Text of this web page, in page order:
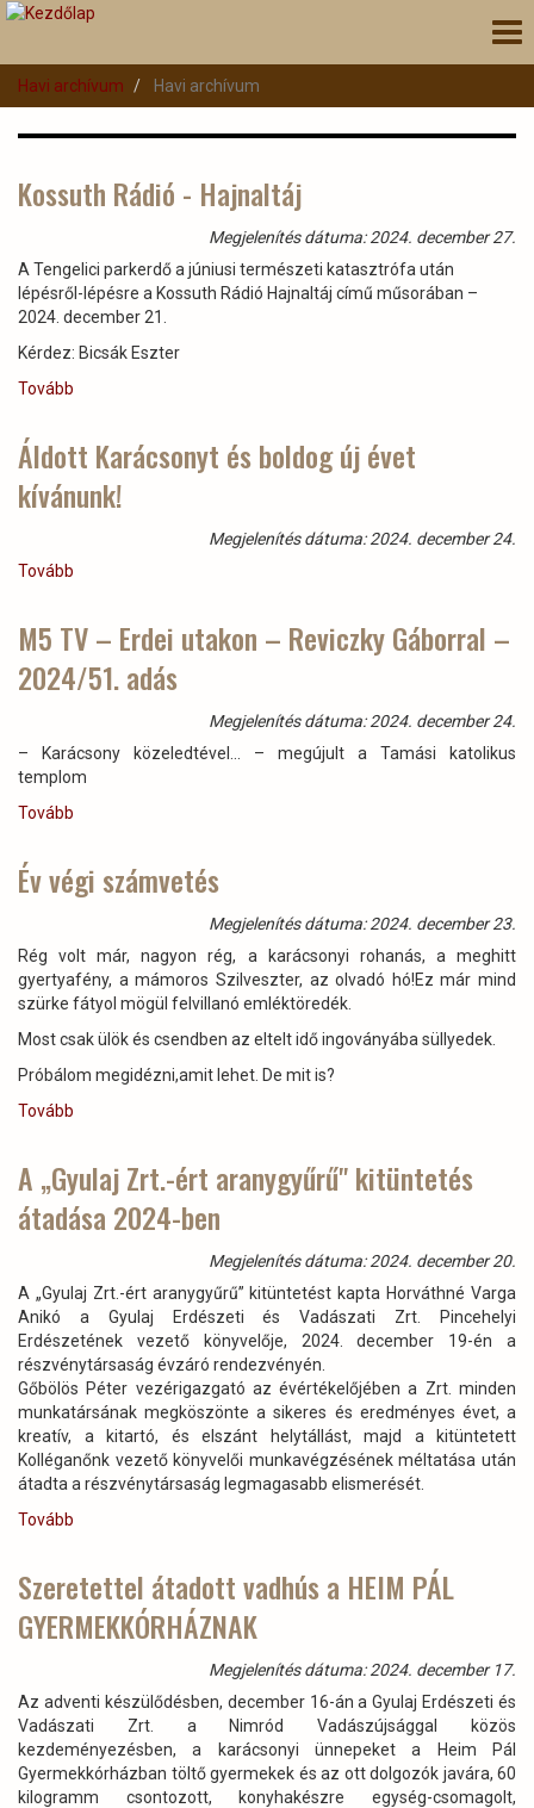
Ugrás
Havi archívum
Havi archívum
Kossuth Rádió - Hajnaltáj
Megjelenítés dátuma: 2024. december 27.
A Tengelici parkerdő a júniusi természeti katasztrófa után
lépésről-lépésre a Kossuth Rádió Hajnaltáj című műsorában –
2024. december 21.
Kérdez: Bicsák Eszter
Tovább
Hajnaltáj)
Áldott Karácsonyt és boldog új évet
kívánunk!
Megjelenítés dátuma: 2024. december 24.
Tovább
boldog
új
évet
M5 TV – Erdei utakon – Reviczky Gáborral –
2024/51. adás
Megjelenítés dátuma: 2024. december 24.
– Karácsony közeledtével... – megújult a Tamási katolikus
templom
Tovább
Erdei
Reviczky
Gáborral
–
adás)
Év végi számvetés
Megjelenítés dátuma: 2024. december 23.
Rég volt már, nagyon rég, a karácsonyi rohanás, a meghitt
gyertyafény, a mámoros Szilveszter, az olvadó hó!Ez már mind
szürke fátyol mögül felvillanó emléktöredék.
Most csak ülök és csendben az eltelt idő ingoványába süllyedek.
Próbálom megidézni,amit lehet. De mit is?
Tovább
A „Gyulaj Zrt.-ért aranygyűrű" kitüntetés
átadása 2024-ben
Megjelenítés dátuma: 2024. december 20.
A „Gyulaj Zrt.-ért aranygyűrű” kitüntetést kapta Horváthné Varga
Anikó a Gyulaj Erdészeti és Vadászati Zrt. Pincehelyi
Erdészetének vezető könyvelője, 2024. december 19-én a
részvénytársaság évzáró rendezvényén.
Gőbölös Péter vezérigazgató az évértékelőjében a Zrt. minden
munkatársának megköszönte a sikeres és eredményes évet, a
kreatív, a kitartó, és elszánt helytállást, majd a kitüntetett
Kolléganőnk vezető könyvelői munkavégzésének méltatása után
átadta a részvénytársaság legmagasabb elismerését.
Tovább
ért
aranygyűrű"
kitüntetés
ben
)
Szeretettel átadott vadhús a HEIM PÁL
GYERMEKKÓRHÁZNAK
Megjelenítés dátuma: 2024. december 17.
Az adventi készülődésben, december 16-án a Gyulaj Erdészeti és
Vadászati Zrt. a Nimród Vadászújsággal közös
kezdeményezésben, a karácsonyi ünnepeket a Heim Pál
Gyermekkórházban töltő gyermekek és az ott dolgozók javára, 60
kilogramm csontozott, konyhakészre egység-csomagolt,